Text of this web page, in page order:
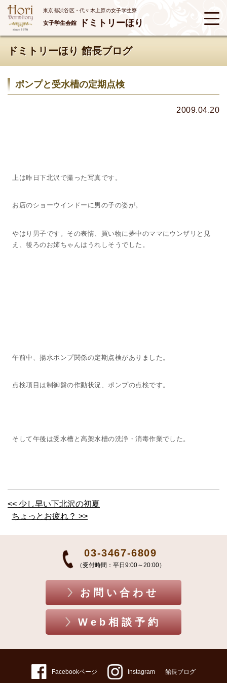
東京都渋谷区・代々木上原の女子学生寮
女子学生会館 ドミトリーほり
ドミトリーほり 館長ブログ
ポンプと受水槽の定期点検
2009.04.20
上は昨日下北沢で撮った写真です。
お店のショーウインドーに男の子の姿が。
やはり男子です。その表情、買い物に夢中のママにウンザリと見
え、後ろのお姉ちゃんはうれしそうでした。
午前中、揚水ポンプ関係の定期点検がありました。
点検項目は制御盤の作動状況、ポンプの点検です。
そして午後は受水槽と高架水槽の洗浄・消毒作業でした。
<< 少し早い下北沢の初夏
ちょっとお疲れ？ >>
03-3467-6809
（受付時間：平日9:00～20:00）
お問い合わせ
Web相談予約
Facebookページ Instagram 館長ブログ